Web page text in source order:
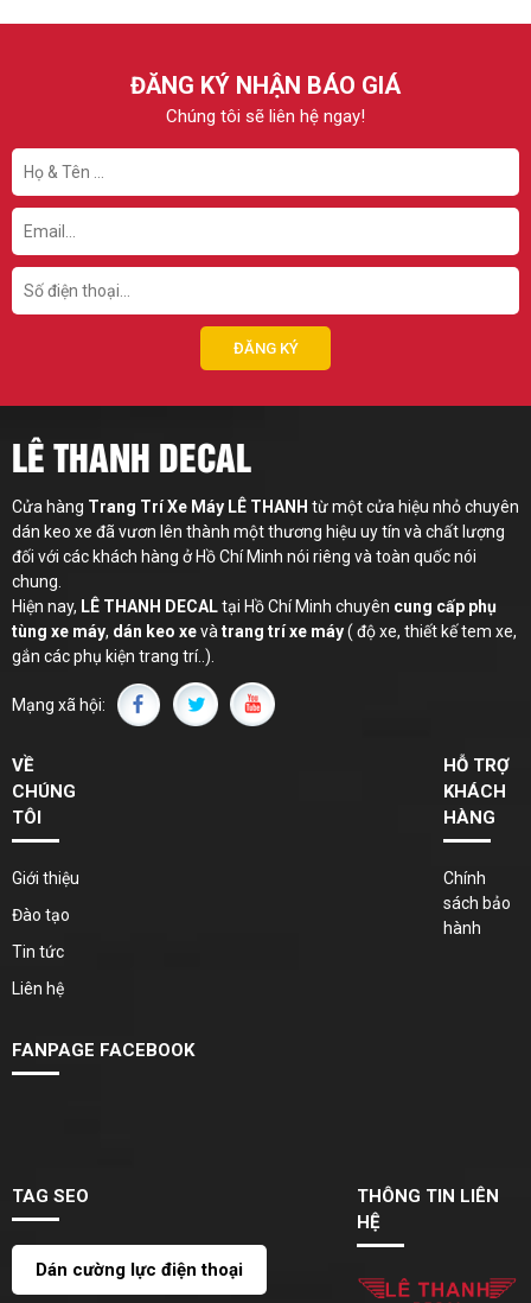
ĐĂNG KÝ NHẬN BÁO GIÁ
Chúng tôi sẽ liên hệ ngay!
LÊ THANH DECAL
Cửa hàng Trang Trí Xe Máy LÊ THANH từ một cửa hiệu nhỏ chuyên
dán keo xe đã vươn lên thành một thương hiệu uy tín và chất lượng
đối với các khách hàng ở Hồ Chí Minh nói riêng và toàn quốc nói
chung.
Hiện nay, LÊ THANH DECALtại Hồ Chí Minh chuyên cung cấp phụ
tùng xe máy, dán keo xevàtrang trí xe máy( độ xe, thiết kế tem xe,
gắn các phụ kiện trang trí..).
Mạng xã hội:
VỀ
CHÚNG
TÔI
Giới thiệu
Đào tạo
Tin tức
Liên hệ
HỖ TRỢ
KHÁCH
HÀNG
Chính
sách bảo
hành
FANPAGE FACEBOOK
TAG SEO
Dán cường lực điện thoại
THÔNG TIN LIÊN
HỆ